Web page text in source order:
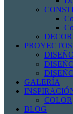
PROYECTOS
GALERÍA
COLOR
BLOG